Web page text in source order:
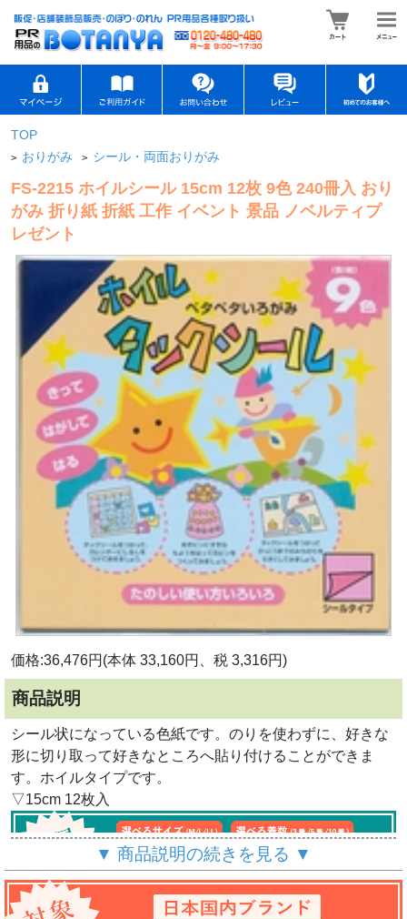
TOP
> おりがみ > シール・両面おりがみ
FS-2215 ホイルシール 15cm 12枚 9色 240冊入 おり
がみ 折り紙 折紙 工作 イベント 景品 ノベルティプ
レゼント
価格:36,476円(本体 33,160円、税 3,316円)
商品説明
シール状になっている色紙です。のりを使わずに、好きな
形に切り取って好きなところへ貼り付けることができま
す。ホイルタイプです。
▽15cm 12枚入
▼ 商品説明の続きを見る ▼